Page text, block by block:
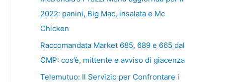
2022: panini, Big Mac, insalata e Mc
Chicken
Raccomandata Market 685, 689 e 665 dal
CMP: cos’è, mittente e avviso di giacenza
Telemutuo: Il Servizio per Confrontare i